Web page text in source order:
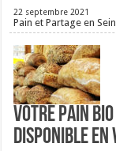
22 septembre 2021
Pain et Partage en
Votre pain
disponible